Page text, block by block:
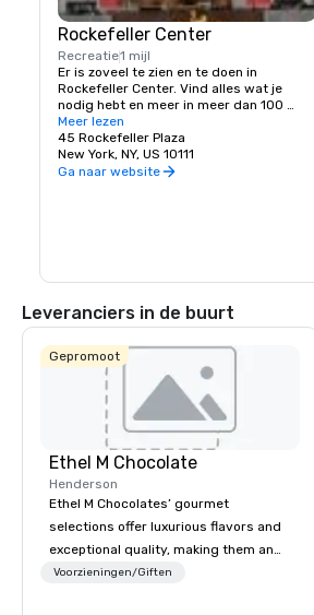
Rockefeller Center
Recreatie1 mijl
Er is zoveel te zien en te doen in
Rockefeller Center. Vind alles wat je
nodig hebt en meer in meer dan 100
trendy boetieks, waaronder
Anthropologie, Christie's en Sharper
Image. Neem dan een kop koffie bij Dean
& Deluca en ga naar de 70e verdieping
programma en woon een opname van de
Meer lezen
45 Rockefeller Plaza
New York, NY, US 10111
Ga naar website
Leveranciers in de buurt
Gepromoot
Ethel M Chocolate
Henderson
Ethel M Chocolates’ gourmet
selections offer luxurious flavors and
exceptional quality, making them an
ideal choice for special occasions,
Voorzieningen/Giften